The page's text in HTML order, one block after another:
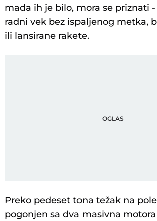
mada ih je bilo, mora se priznati -
radni vek bez ispaljenog metka,
ili lansirane rakete.
Preko pedeset tona težak na
pogonjen sa dva masivna